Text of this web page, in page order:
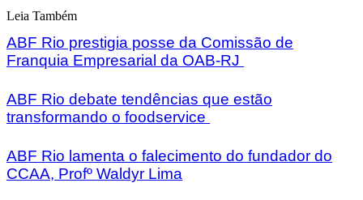
Leia Também
ABF Rio prestigia posse da Comissão de
Franquia Empresarial da OAB-RJ
ABF Rio debate tendências que estão
transformando o foodservice
ABF Rio lamenta o falecimento do fundador do
CCAA, Profº Waldyr Lima